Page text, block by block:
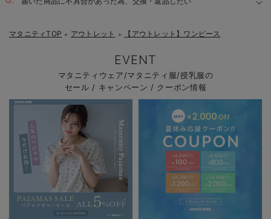
マタニティTOP ＞ アウトレット ＞ 【アウトレット】ワンピース
EVENT
マタニティウェア/マタニティ服/授乳服の
セール / キャンペーン / クーポン情報